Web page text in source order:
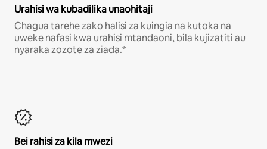
Urahisi wa kubadilika unaohitaji
Chagua tarehe zako halisi za kuingia na kutoka na
uweke nafasi kwa urahisi mtandaoni, bila kujizatiti au
nyaraka zozote za ziada.*
Bei rahisi za kila mwezi